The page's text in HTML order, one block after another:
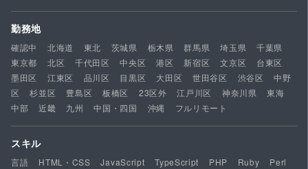
勤務地
確認中 北海道 東北 茨城県 栃木県 群馬県 埼玉県
千葉県
東京都
北区 千代田区 中央区 港区 新宿区 文京区
台東区
墨田区
江東区 品川区 目黒区 大田区 世田谷区 渋谷区
中野
区
杉並区 豊島区 板橋区 23区外 江戸川区 神奈川県
東海
中部
近畿 九州 中国・四国 沖縄 フルリモート
スキル
言語 HTML・CSS JavaScript TypeScript PHP Ruby
Perl